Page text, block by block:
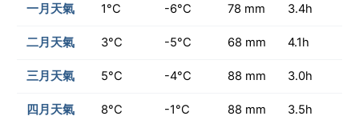
一月天氣 1°C -6°C 78 mm 3.4h
二月天氣 3°C -5°C 68 mm 4.1h
三月天氣 5°C -4°C 88 mm 3.0h
四月天氣 8°C -1°C 88 mm 3.5h